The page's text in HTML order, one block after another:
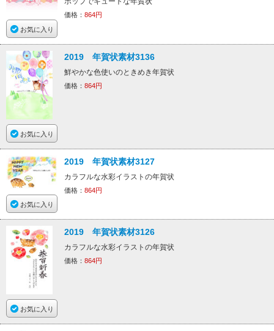
お気に入り
価格： 864円
お気に入り
2019 年賀状素材3136
鮮やかな色使いのときめき年賀状
価格： 864円
お気に入り
2019 年賀状素材3127
カラフルな水彩イラストの年賀状
価格： 864円
お気に入り
2019 年賀状素材3126
カラフルな水彩イラストの年賀状
価格： 864円